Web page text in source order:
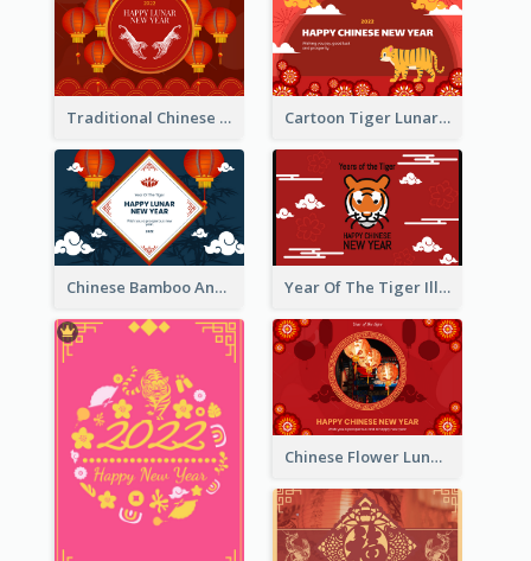
Traditional Chinese New Year Celebration Greeting Card Cartoon Tiger Lunar New Year Greeting Card
Chinese Bamboo And Lanterns New Year Greeting Card Year Of The Tiger Illustration Chinese New Year Greeting Card
Chinese Flower Lunar New Year Greeting Card